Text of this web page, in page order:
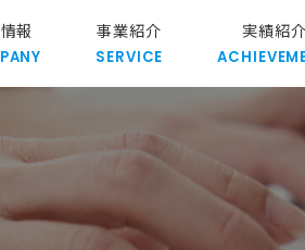
報 事業紹介
SERVICE
実績紹